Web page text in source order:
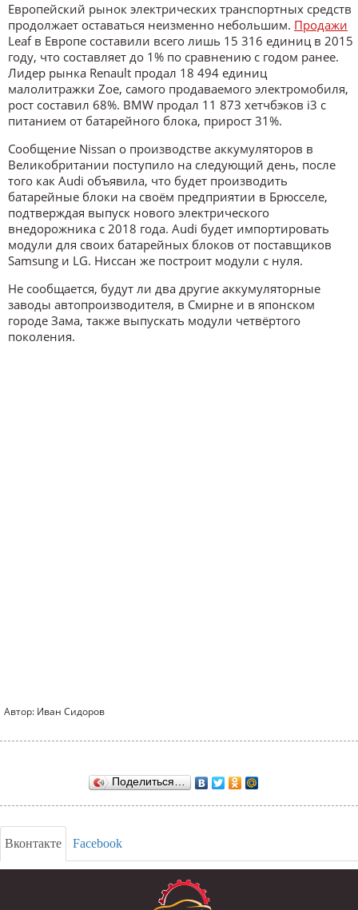
Европейский рынок электрических транспортных средств
продолжает оставаться неизменно небольшим. Продажи
Leaf в Европе составили всего лишь 15 316 единиц в 2015
году, что составляет до 1% по сравнению с годом ранее.
Лидер рынка Renault продал 18 494 единиц
малолитражки Zoe, самого продаваемого электромобиля,
рост составил 68%. BMW продал 11 873 хетчбэков i3 с
питанием от батарейного блока, прирост 31%.
Сообщение Nissan о производстве аккумуляторов в
Великобритании поступило на следующий день, после
того как Audi объявила, что будет производить
батарейные блоки на своём предприятии в Брюсселе,
подтверждая выпуск нового электрического
внедорожника с 2018 года. Audi будет импортировать
модули для своих батарейных блоков от поставщиков
Samsung и LG. Ниссан же построит модули с нуля.
Не сообщается, будут ли два другие аккумуляторные
заводы автопроизводителя, в Смирне и в японском
городе Зама, также выпускать модули четвёртого
поколения.
Автор: Иван Сидоров
Поделиться…
Вконтакте Facebook